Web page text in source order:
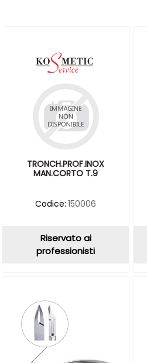
TRONCH.PROF.INOX
MAN.CORTO T.9
Codice: 150006
Riservato ai
professionisti